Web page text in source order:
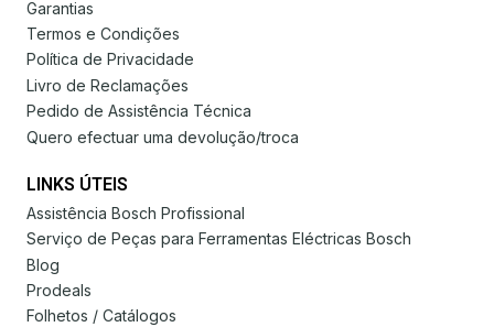
Garantias
Termos e Condições
Política de Privacidade
Livro de Reclamações
Pedido de Assistência Técnica
Quero efectuar uma devolução/troca
LINKS ÚTEIS
Assistência Bosch Profissional
Serviço de Peças para Ferramentas Eléctricas Bosch
Blog
Prodeals
Folhetos / Catálogos